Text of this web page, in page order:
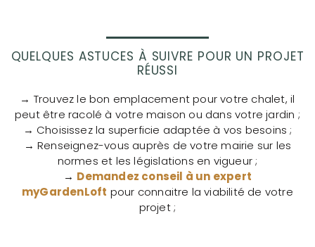
QUELQUES ASTUCES À SUIVRE POUR UN PROJET
RÉUSSI
→ Trouvez le bon emplacement pour votre chalet, il
peut être racolé à votre maison ou dans votre jardin ;
→ Choisissez la superficie adaptée à vos besoins ;
→ Renseignez-vous auprès de votre mairie sur les
normes et les législations en vigueur ;
→ Demandez conseil à un expert
myGardenLoft pour connaitre la viabilité de votre
projet ;